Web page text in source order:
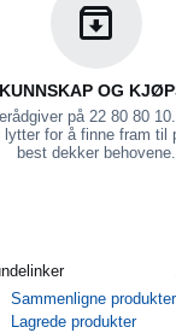
OG
på 22 80 80
for å finne fram til
best dekker behovene.
Sammenligne produkter
Lagrede produkter